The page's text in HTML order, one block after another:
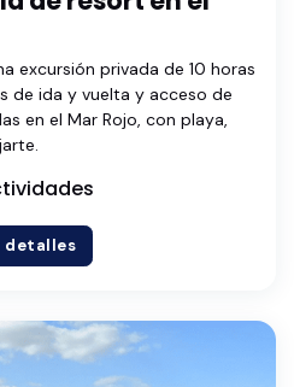
excursión privada de 10 horas
de ida y vuelta y acceso de
en el Mar Rojo, con playa,
detalles